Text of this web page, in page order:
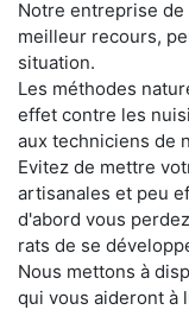
Notre entreprise
meilleur recours,
situation.
Les méthodes
effet contre les
aux techniciens de
Evitez de mettre
artisanales et peu
d'abord vous
rats de se
Nous mettons à
qui vous aideront à